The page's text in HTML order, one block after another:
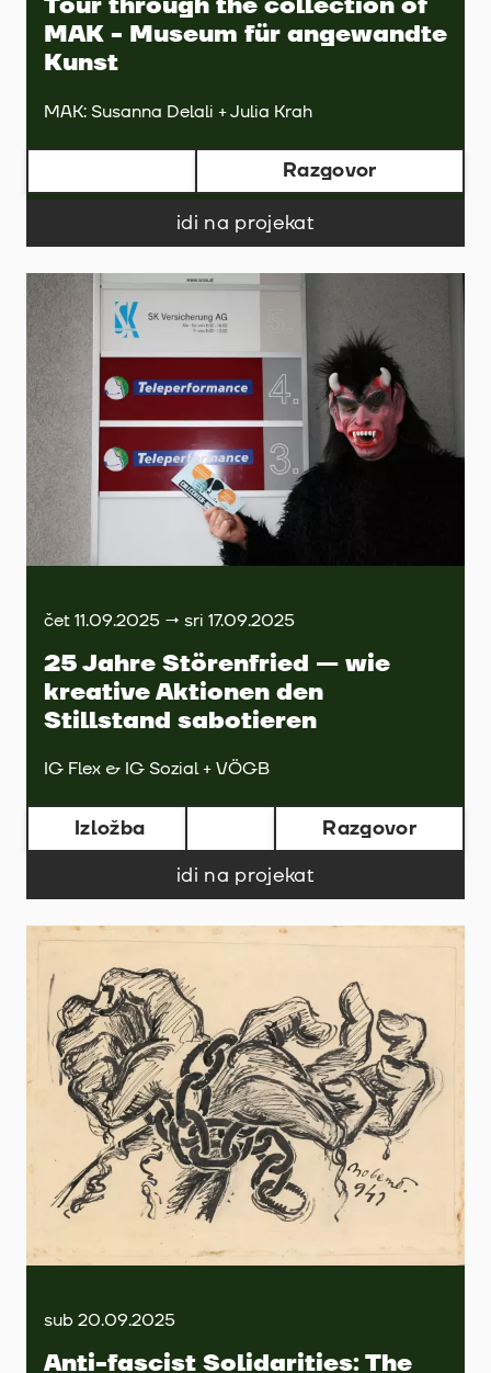
Tour through the collection of
MAK - Museum für angewandte
Kunst
MAK: Susanna Delali + Julia Krah
Razgovor
idi na projekat
čet 11.09.2025 → sri 17.09.2025
25 Jahre Störenfried — wie
kreative Aktionen den
Stillstand sabotieren
IG Flex & IG Sozial + VÖGB
Izložba
Razgovor
idi na projekat
sub 20.09.2025
Anti-fascist Solidarities: The